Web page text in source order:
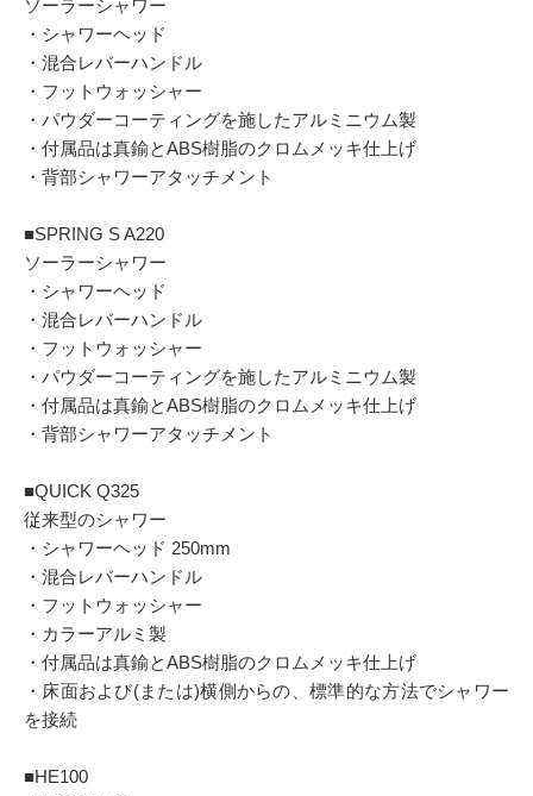
ソーラーシャワー
・シャワーヘッド
・混合レバーハンドル
・フットウォッシャー
・パウダーコーティングを施したアルミニウム製
・付属品は真鍮とABS樹脂のクロムメッキ仕上げ
・背部シャワーアタッチメント
■SPRING S A220
ソーラーシャワー
・シャワーヘッド
・混合レバーハンドル
・フットウォッシャー
・パウダーコーティングを施したアルミニウム製
・付属品は真鍮とABS樹脂のクロムメッキ仕上げ
・背部シャワーアタッチメント
■QUICK Q325
従来型のシャワー
・シャワーヘッド 250mm
・混合レバーハンドル
・フットウォッシャー
・カラーアルミ製
・付属品は真鍮とABS樹脂のクロムメッキ仕上げ
・床面および(または)横側からの、標準的な方法でシャワー
を接続
■HE100